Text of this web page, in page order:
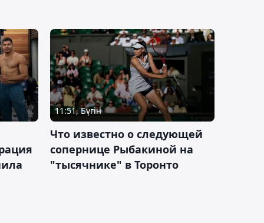
11:51, Бүгін
Что известно о следующей
сопернице Рыбакиной на
"тысячнике" в Торонто